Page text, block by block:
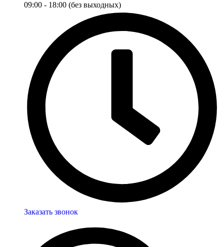
09:00 - 18:00 (без выходных)
Заказать звонок